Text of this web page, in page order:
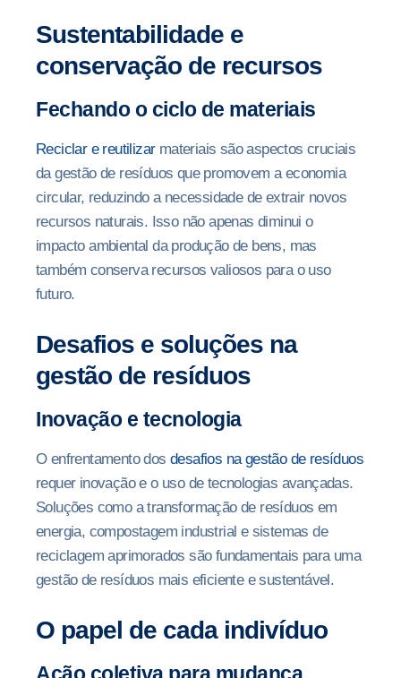
Sustentabilidade e
conservação de recursos
Fechando o ciclo de materiais
Reciclar e reutilizarmateriais são aspectos cruciais
da gestão de resíduos que promovem a economia
circular, reduzindo a necessidade de extrair novos
recursos naturais. Isso não apenas diminui o
impacto ambiental da produção de bens, mas
também conserva recursos valiosos para o uso
futuro.
Desafios e soluções na
gestão de resíduos
Inovação e tecnologia
O enfrentamento dos desafios na gestão de resíduos
requer inovação e o uso de tecnologias avançadas.
Soluções como a transformação de resíduos em
energia, compostagem industrial e sistemas de
reciclagem aprimorados são fundamentais para uma
gestão de resíduos mais eficiente e sustentável.
O papel de cada indivíduo